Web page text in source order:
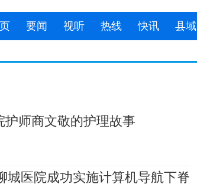
要闻 视听 热线 快讯 县域
师商文敬的护理故事
医院成功实施计算机导航下脊